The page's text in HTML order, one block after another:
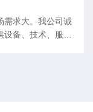
需求大。我公司诚
设备、技术、服